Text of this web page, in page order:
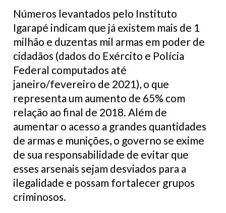
Números levantados pelo Instituto
Igarapé indicam que já existem mais de 1
milhão e duzentas mil armas em poder de
cidadãos (dados do Exército e Polícia
Federal computados até
janeiro/fevereiro de 2021), o que
representa um aumento de 65% com
relação ao final de 2018. Além de
aumentar o acesso a grandes quantidades
de armas e munições, o governo se exime
de sua responsabilidade de evitar que
esses arsenais sejam desviados para a
ilegalidade e possam fortalecer grupos
criminosos.